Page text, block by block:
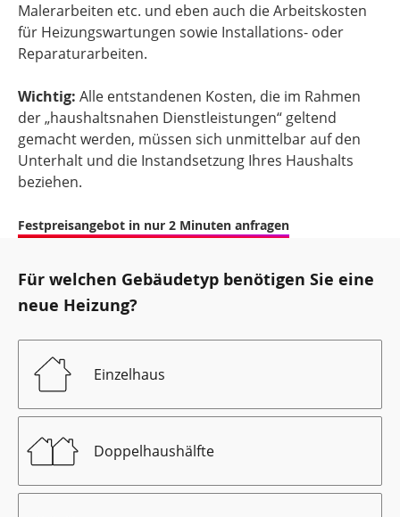
Malerarbeiten etc. und eben auch die Arbeitskosten
für Heizungswartungen sowie Installations- oder
Reparaturarbeiten.
Wichtig: Alle entstandenen Kosten, die im Rahmen
der „haushaltsnahen Dienstleistungen“ geltend
gemacht werden, müssen sich unmittelbar auf den
Unterhalt und die Instandsetzung Ihres Haushalts
beziehen.
Festpreisangebot in nur 2 Minuten anfragen
Für welchen Gebäudetyp benötigen Sie eine
neue Heizung?
Einzelhaus
Doppelhaushälfte